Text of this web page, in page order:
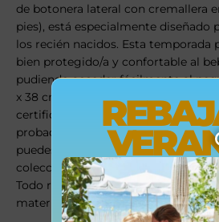
de botonera lateral con cremallera
pies), está especialmente diseñado
los recién nacidos. Esta temporada
bien protegido/a y confortable al
pudiendo acceder fácilmente al
x 38 cm (alto x ancho doblado
certificada, lo que significa que
probados y libres de sustancias
puedes encontrar otros
colección, en esta línea con las
Todo realizado y diseñado en
materiales y los tejidos de la más